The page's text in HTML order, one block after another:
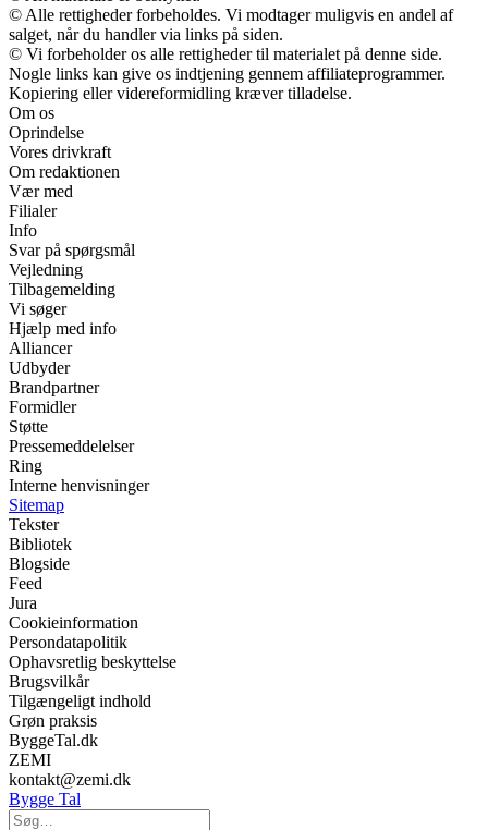
© Alle rettigheder forbeholdes. Vi modtager muligvis en andel af
salget, når du handler via links på siden.
© Vi forbeholder os alle rettigheder til materialet på denne side.
Nogle links kan give os indtjening gennem affiliateprogrammer.
Kopiering eller videreformidling kræver tilladelse.
Om os
Oprindelse
Vores drivkraft
Om redaktionen
Vær med
Filialer
Info
Svar på spørgsmål
Vejledning
Tilbagemelding
Vi søger
Hjælp med info
Alliancer
Udbyder
Brandpartner
Formidler
Støtte
Pressemeddelelser
Ring
Interne henvisninger
Sitemap
Tekster
Bibliotek
Blogside
Feed
Jura
Cookieinformation
Persondatapolitik
Ophavsretlig beskyttelse
Brugsvilkår
Tilgængeligt indhold
Grøn praksis
ByggeTal.dk
ZEMI
kontakt@zemi.dk
Bygge Tal